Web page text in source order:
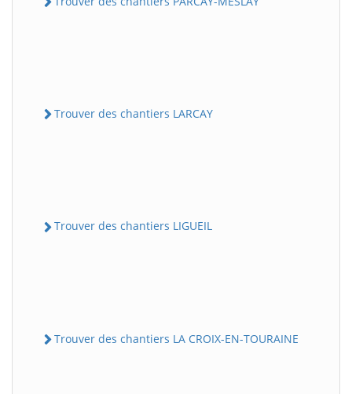
Trouver des chantiers LARCAY
Trouver des chantiers LIGUEIL
Trouver des chantiers LA CROIX-EN-TOURAINE